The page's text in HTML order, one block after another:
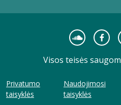
Visos teisės
Privatumo
taisyklės
Naudojimosi
taisyklės